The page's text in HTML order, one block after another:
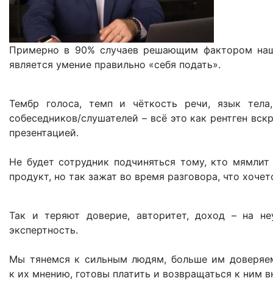
Примерно в 90% случаев решающим фактором
является умение правильно «себя подать».
Тембр голоса, темп и чёткость речи, язык
собеседников/слушателей – всё это как рентген
презентацией.
Не будет сотрудник подчиняться тому, кто
продукт, но так зажат во время разговора, что
Так и теряют доверие, авторитет, доход – на
экспертность.
Мы тянемся к сильным людям, больше им
к их мнению, готовы платить и возвращаться к ним